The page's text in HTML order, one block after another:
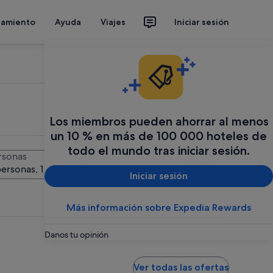
Ayuda Viajes Iniciar sesión
Los miembros pueden ahorrar al menos
un 10 % en más de 100 000 hoteles de
todo el mundo tras iniciar sesión.
Iniciar sesión
Más información sobre Expedia Rewards
Danos tu opinión
1 habitación
Buscar
Ver todas las ofertas